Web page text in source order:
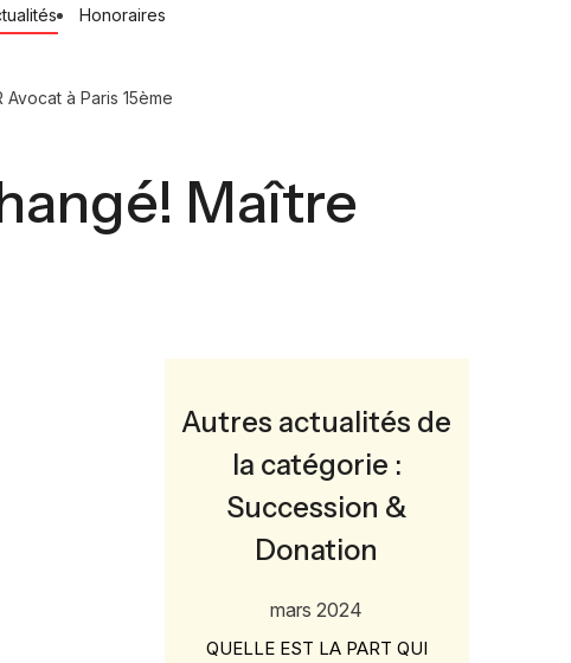
Honoraires
à Paris 15ème
Maître
Autres actualités de
la catégorie :
Succession &
Donation
mars 2024
QUELLE EST LA PART QUI